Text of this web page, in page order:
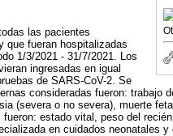
las pacientes
que fueran hospitalizadas
1/3/2021 - 31/7/2021. Los
ingresadas en igual
de SARS-CoV-2. Se
consideradas fueron: trabajo
(severa o no severa), muerte
estado vital, peso del
en cuidados neonatales